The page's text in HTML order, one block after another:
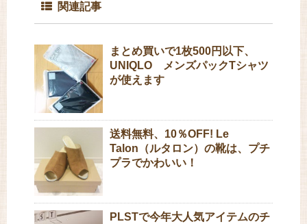
関連記事
まとめ買いで1枚500円以下、
UNIQLO メンズパックTシャツ
が使えます
送料無料、10％OFF! Le
Talon（ルタロン）の靴は、プチ
プラでかわいい！
PLSTで今年大人気アイテムのチ